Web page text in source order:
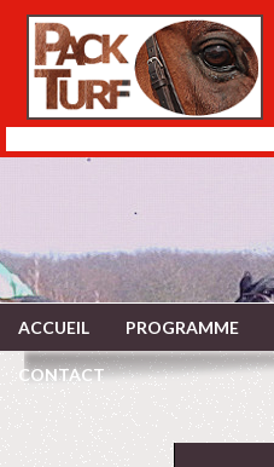
ACCUEIL PROGRAMME
CONTACT